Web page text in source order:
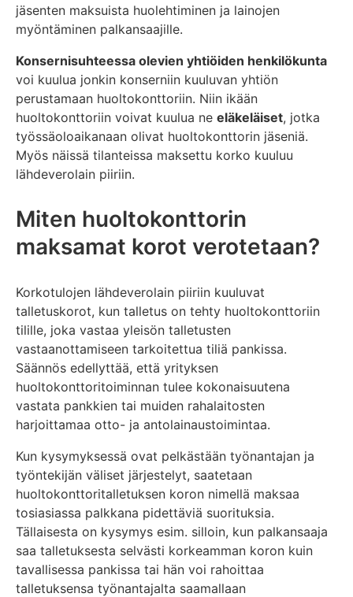
jäsenten maksuista huolehtiminen ja lainojen
myöntäminen palkansaajille.
Konsernisuhteessa olevien yhtiöiden henkilökunta
voi kuulua jonkin konserniin kuuluvan yhtiön
perustamaan huoltokonttoriin. Niin ikään
huoltokonttoriin voivat kuulua ne eläkeläiset, jotka
työssäoloaikanaan olivat huoltokonttorin jäseniä.
Myös näissä tilanteissa maksettu korko kuuluu
lähdeverolain piiriin.
Miten huoltokonttorin
maksamat korot verotetaan?
Korkotulojen lähdeverolain piiriin kuuluvat
talletuskorot, kun talletus on tehty huoltokonttoriin
tilille, joka vastaa yleisön talletusten
vastaanottamiseen tarkoitettua tiliä pankissa.
Säännös edellyttää, että yrityksen
huoltokonttoritoiminnan tulee kokonaisuutena
vastata pankkien tai muiden rahalaitosten
harjoittamaa otto- ja antolainaustoimintaa.
Kun kysymyksessä ovat pelkästään työnantajan ja
työntekijän väliset järjestelyt, saatetaan
huoltokonttoritalletuksen koron nimellä maksaa
tosiasiassa palkkana pidettäviä suorituksia.
Tällaisesta on kysymys esim. silloin, kun palkansaaja
saa talletuksesta selvästi korkeamman koron kuin
tavallisessa pankissa tai hän voi rahoittaa
talletuksensa työnantajalta saamallaan